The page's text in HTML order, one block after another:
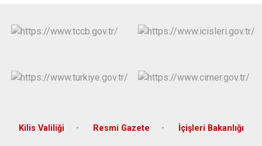
Kilis Valiliği Resmi Gazete İçişleri Bakanlığı